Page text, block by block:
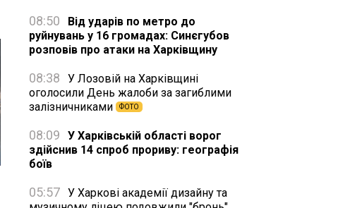
08:50
Від ударів по метро до
руйнувань у 16 громадах: Синєгубов
розповів про атаки на Харківщину
08:38
У Лозовій на Харківщині
оголосили День жалоби за загиблими
залізничниками
ФОТО
08:09
У Харківській області ворог
здійснив 14 спроб прориву: географія
боїв
05:57 У Харкові академії дизайну та